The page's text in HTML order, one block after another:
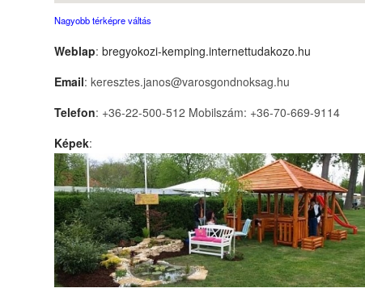
Nagyobb térképre váltás
Weblap: bregyokozi-kemping.internettudakozo.hu
Email: keresztes.janos@varosgondnoksag.hu
Telefon: +36-22-500-512 Mobilszám: +36-70-669-9114
Képek: